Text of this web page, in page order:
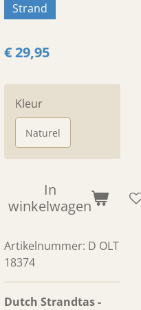
Strand
€ 29,95
Kleur
Naturel
In
winkelwagen
Artikelnummer: D OLT
18374
Dutch Strandtas -